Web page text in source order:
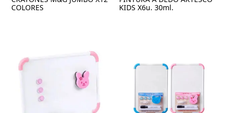
COLORES
KIDS X6u. 30ml.